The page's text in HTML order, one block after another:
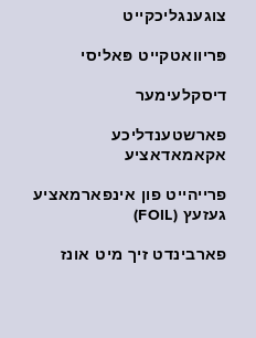
צוגענגליכקייט
פּריוואטקייט פּאליסי
דיסקלעימער
פארשטענדליכע
אקאמאדאציע
פרייהייט פון אינפארמאציע
געזעץ (FOIL)
פארבינדט זיך מיט אונז